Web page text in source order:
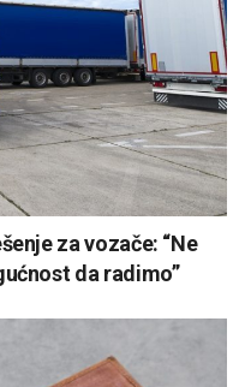
za vozače: “Ne
da radimo”